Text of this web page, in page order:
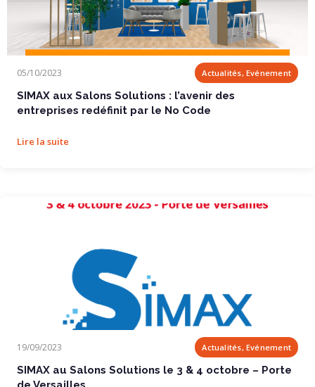
05/10/2023 Actualités, Evénement
SIMAX aux Salons Solutions : l’avenir des
entreprises redéfinit par le No Code
Lire la suite
19/09/2023 Actualités, Evénement
SIMAX au Salons Solutions le 3 & 4 octobre – Porte